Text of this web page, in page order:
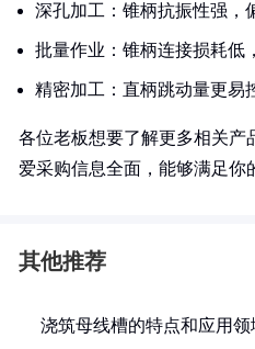
深孔加工：锥柄抗振性强，
批量作业：锥柄连接损耗低
精密加工：直柄跳动量更易
各位老板想要了解更多相关产
爱采购信息全面，能够满足你
其他推荐
浇筑母线槽的特点和应用领